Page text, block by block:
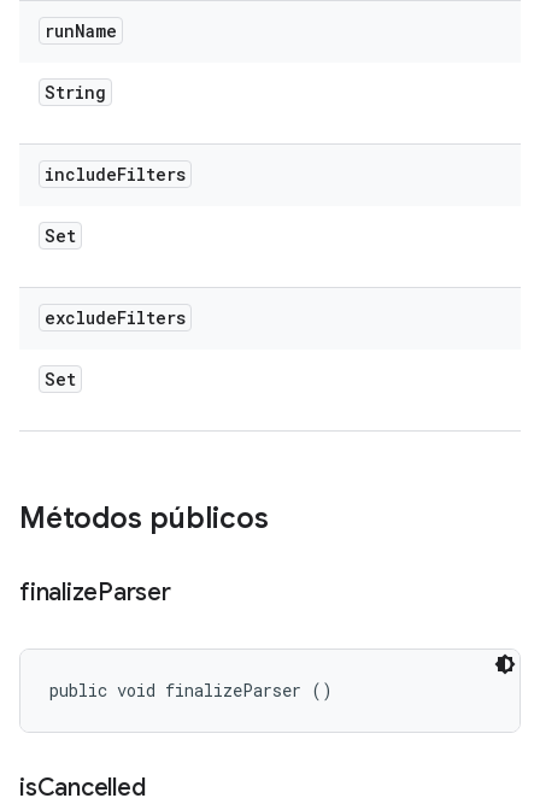
runName
String
includeFilters
Set
excludeFilters
Set
Métodos públicos
finalizeParser
public void finalizeParser ()
isCancelled